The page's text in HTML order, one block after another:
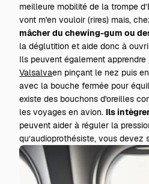
meilleure mobilité de la trompe
vont m'en vouloir (rires) mais,
mâcher du chewing-gum ou
la déglutition et aide donc à
Ils peuvent également apprendre
Valsalvaen pinçant le nez puis
avec la bouche fermée pour
existedes bouchons d'oreilles
les voyages en avion. Ils
peuvent aider à réguler la
qu’audioprothésiste, vous devez